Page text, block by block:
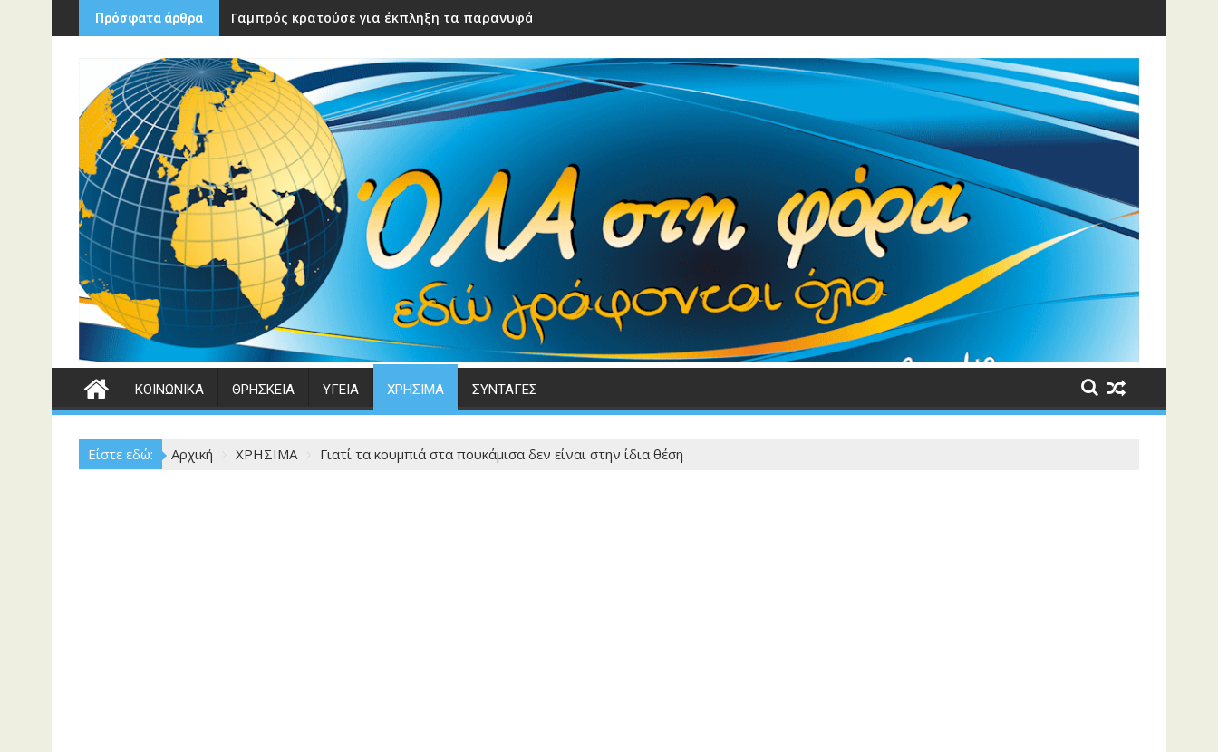
Περάστε
στο
περιεχόμενο
Πρόσφατα άρθρα Γαμπρός κρατούσε για έκπληξη τα παρανυφάκια του γάμου τους – Μόλις τα είδε η νύφη έβαλε τα κλάματα!
ΚΟΙΝΩΝΙΚΑ ΘΡΗΣΚΕΙΑ ΥΓΕΙΑ ΧΡΗΣΙΜΑ ΣΥΝΤΑΓΕΣ
Είστε εδώ: Αρχική ΧΡΗΣΙΜΑ Γιατί τα κουμπιά στα πουκάμισα δεν είναι στην ίδια θέση